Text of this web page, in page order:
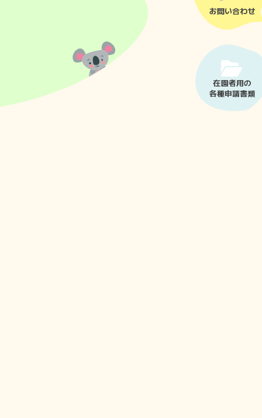
お問い合わせ
在園者用の
各種申請書類